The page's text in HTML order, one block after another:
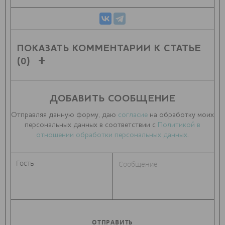
ПОКАЗАТЬ КОММЕНТАРИИ К СТАТЬЕ
(0)
ДОБАВИТЬ СООБЩЕНИЕ
Отправляя данную форму, даю согласие на обработку моих
персональных данных в соответствии с Политикой в
отношении обработки персональных данных